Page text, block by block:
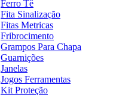
Ferro Tê
Fita Sinalização
Fitas Metricas
Fribrocimento
Grampos Para Chapa
Guarnições
Janelas
Jogos Ferramentas
Kit Proteção